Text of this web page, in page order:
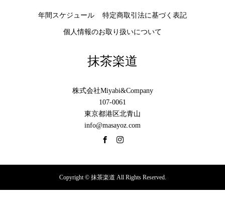
年間スケジュール 特定商取引法に基づく表記
個人情報のお取り扱いについて
抹茶楽道
株式会社Miyabi&Company
107-0061
東京都港区北青山
info@masayoz.com
Copyright © 抹茶楽道 All Rights Reserved.